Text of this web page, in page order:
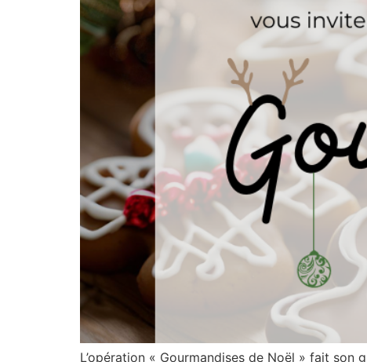
L’opération « Gourmandises de Noël » fait